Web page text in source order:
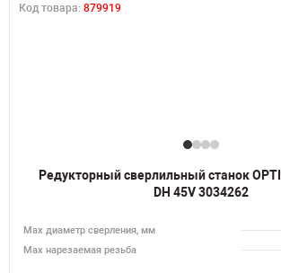
Код товара: 879919
Редукторный сверлильный станок
DH 45V 3034262
Мах диаметр сверления, мм
Мах нарезаемая резьба